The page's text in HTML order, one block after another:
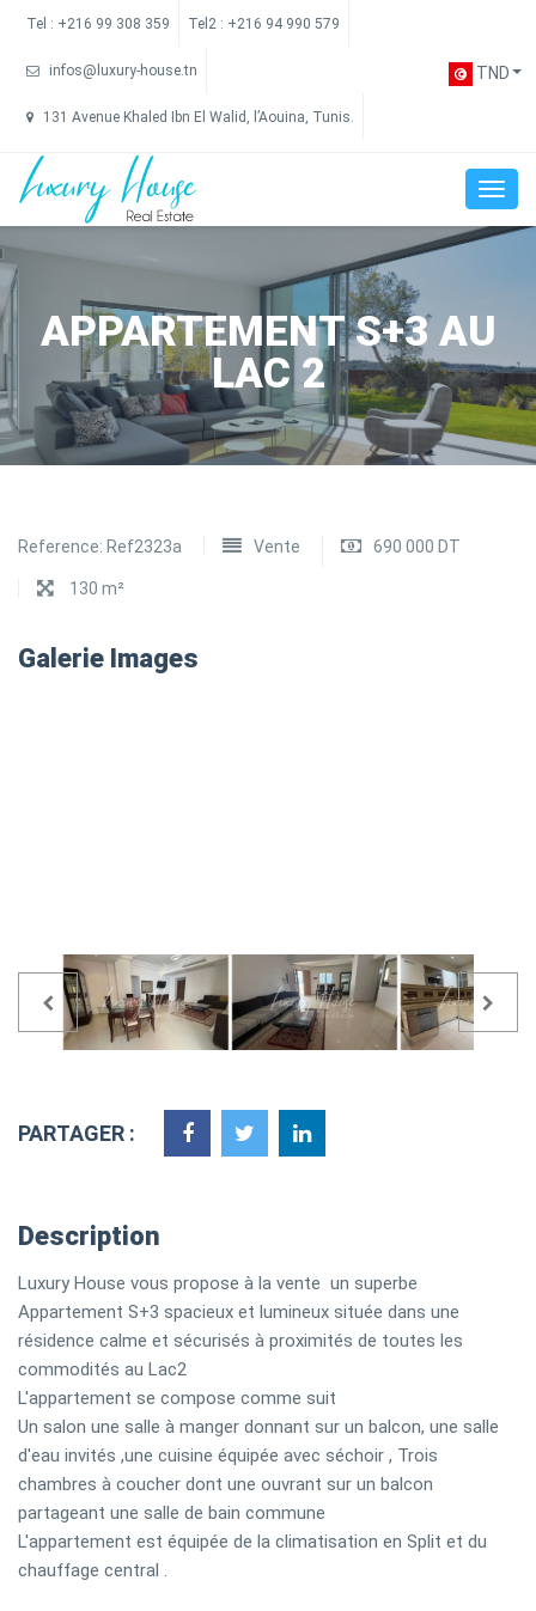
Tel : +216 99 308 359 Tel2 : +216 94 990 579
infos@luxury-house.tn
131 Avenue Khaled Ibn El Walid, l’Aouina, Tunis.
TND
APPARTEMENT S+3 AU
LAC 2
Reference: Ref2323a Vente 690 000 DT
130 m²
Galerie Images
PARTAGER :
Description
Luxury House vous propose à la vente un superbe
Appartement S+3 spacieux et lumineux située dans une
résidence calme et sécurisés à proximités de toutes les
commodités au Lac2
L'appartement se compose comme suit
Un salon une salle à manger donnant sur un balcon, une salle
d'eau invités ,une cuisine équipée avec séchoir , Trois
chambres à coucher dont une ouvrant sur un balcon
partageant une salle de bain commune
L'appartement est équipée de la climatisation en Split et du
chauffage central .